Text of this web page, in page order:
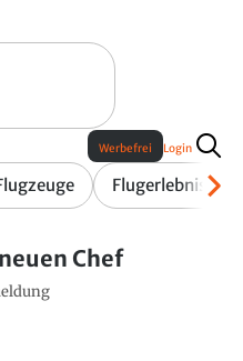
Flugerlebnis
Werbefrei Login
Chef